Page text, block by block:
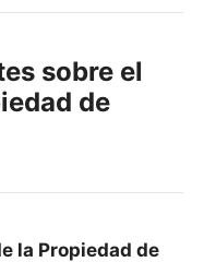
sobre el
de
la Propiedad de